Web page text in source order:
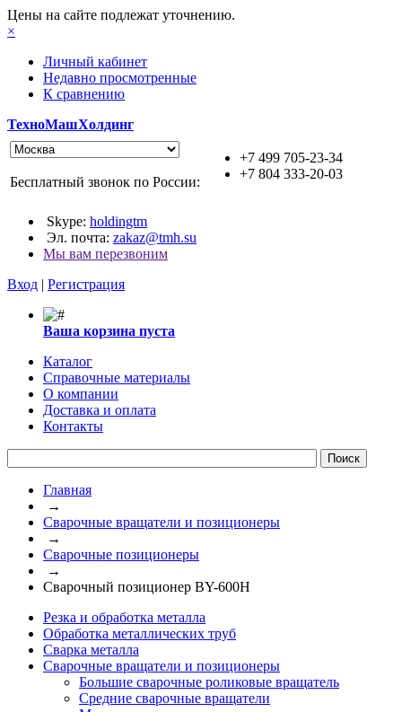
Цены на сайте подлежат уточнению.
×
Личный кабинет
Недавно просмотренные
К сравнению
ТехноМашХолдинг
+7 499 705-23-34
+7 804 333-20-03
Бесплатный звонок по России:
Skype: holdingtm
Эл. почта: zakaz@tmh.su
Мы вам перезвоним
Вход | Регистрация
Ваша корзина пуста
Каталог
Справочные материалы
О компании
Доставка и оплата
Контакты
Главная
→
Сварочные вращатели и позиционеры
→
Сварочные позиционеры
→
Сварочный позиционер BY-600H
Резка и обработка металла
Обработка металлических труб
Сварка металла
Сварочные вращатели и позиционеры
Большие сварочные роликовые вращатель
Средние сварочные вращатели